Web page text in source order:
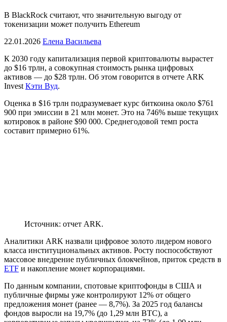
В BlackRock считают, что значительную выгоду от
токенизации может получить Ethereum
22.01.2026 Елена Васильева
К 2030 году капитализация первой криптовалюты вырастет
до $16 трлн, а совокупная стоимость рынка цифровых
активов — до $28 трлн. Об этом говорится в отчете ARK
Invest Кэти Вуд.
Оценка в $16 трлн подразумевает курс биткоина около $761
900 при эмиссии в 21 млн монет. Это на 746% выше текущих
котировок в районе $90 000. Среднегодовой темп роста
составит примерно 61%.
Источник: отчет ARK.
Аналитики ARK назвали цифровое золото лидером нового
класса институциональных активов. Росту поспособствуют
массовое внедрение публичных блокчейнов, приток средств в
ETF и накопление монет корпорациями.
По данным компании, спотовые криптофонды в США и
публичные фирмы уже контролируют 12% от общего
предложения монет (ранее — 8,7%). За 2025 год балансы
фондов выросли на 19,7% (до 1,29 млн BTC), а